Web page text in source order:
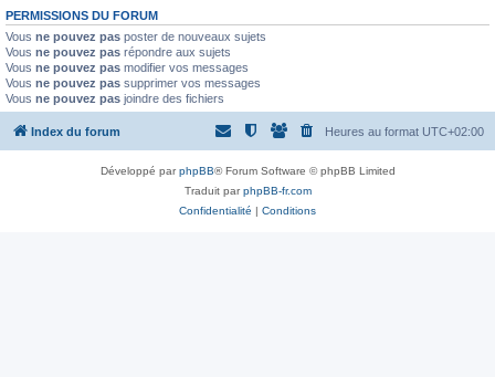
PERMISSIONS DU FORUM
Vous ne pouvez pas poster de nouveaux sujets
Vous ne pouvez pas répondre aux sujets
Vous ne pouvez pas modifier vos messages
Vous ne pouvez pas supprimer vos messages
Vous ne pouvez pas joindre des fichiers
Index du forum Heures au format UTC+02:00
Développé parphpBB® Forum Software © phpBB Limited
Traduit parphpBB-fr.com
Confidentialité | Conditions